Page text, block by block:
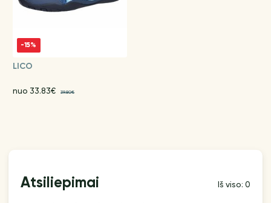
-15%
LICO
nuo 33.83€ 39.80€
Atsiliepimai Iš viso: 0